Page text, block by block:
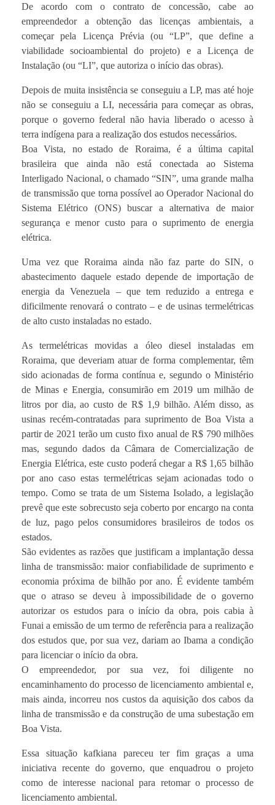
De acordo com o contrato de concessão, cabe ao
empreendedor a obtenção das licenças ambientais, a
começar pela Licença Prévia (ou “LP”, que define a
viabilidade socioambiental do projeto) e a Licença de
Instalação (ou “LI”, que autoriza o início das obras).
Depois de muita insistência se conseguiu a LP, mas até hoje
não se conseguiu a LI, necessária para começar as obras,
porque o governo federal não havia liberado o acesso à
terra indígena para a realização dos estudos necessários.
Boa Vista, no estado de Roraima, é a última capital
brasileira que ainda não está conectada ao Sistema
Interligado Nacional, o chamado “SIN”, uma grande malha
de transmissão que torna possível ao Operador Nacional do
Sistema Elétrico (ONS) buscar a alternativa de maior
segurança e menor custo para o suprimento de energia
elétrica.
Uma vez que Roraima ainda não faz parte do SIN, o
abastecimento daquele estado depende de importação de
energia da Venezuela – que tem reduzido a entrega e
dificilmente renovará o contrato – e de usinas termelétricas
de alto custo instaladas no estado.
As termelétricas movidas a óleo diesel instaladas em
Roraima, que deveriam atuar de forma complementar, têm
sido acionadas de forma contínua e, segundo o Ministério
de Minas e Energia, consumirão em 2019 um milhão de
litros por dia, ao custo de R$ 1,9 bilhão. Além disso, as
usinas recém-contratadas para suprimento de Boa Vista a
partir de 2021 terão um custo fixo anual de R$ 790 milhões
mas, segundo dados da Câmara de Comercialização de
Energia Elétrica, este custo poderá chegar a R$ 1,65 bilhão
por ano caso estas termelétricas sejam acionadas todo o
tempo. Como se trata de um Sistema Isolado, a legislação
prevê que este sobrecusto seja coberto por encargo na conta
de luz, pago pelos consumidores brasileiros de todos os
estados.
São evidentes as razões que justificam a implantação dessa
linha de transmissão: maior confiabilidade de suprimento e
economia próxima de bilhão por ano. É evidente também
que o atraso se deveu à impossibilidade de o governo
autorizar os estudos para o início da obra, pois cabia à
Funai a emissão de um termo de referência para a realização
dos estudos que, por sua vez, dariam ao Ibama a condição
para licenciar o início da obra.
O empreendedor, por sua vez, foi diligente no
encaminhamento do processo de licenciamento ambiental e,
mais ainda, incorreu nos custos da aquisição dos cabos da
linha de transmissão e da construção de uma subestação em
Boa Vista.
Essa situação kafkiana pareceu ter fim graças a uma
iniciativa recente do governo, que enquadrou o projeto
como de interesse nacional para retomar o processo de
licenciamento ambiental.